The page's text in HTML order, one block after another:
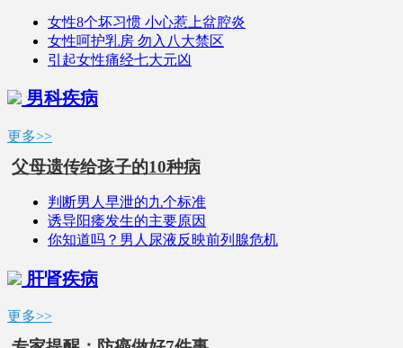
女性8个坏习惯 小心惹上盆腔炎
女性呵护乳房 勿入八大禁区
引起女性痛经七大元凶
男科疾病
更多>>
父母遗传给孩子的10种病
判断男人早泄的九个标准
诱导阳痿发生的主要原因
你知道吗？男人尿液反映前列腺危机
肝肾疾病
更多>>